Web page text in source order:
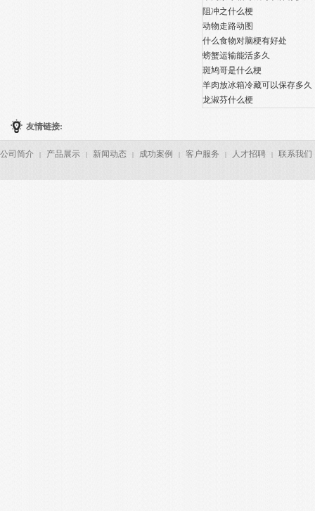
阻冲之什么梗
动物走路动图
什么食物对脑梗有好处
螃蟹运输能活多久
斑鸠哥是什么梗
羊肉放冰箱冷藏可以保存多久
龙淑芬什么梗
友情链接:
公司简介 | 产品展示 | 新闻动态 | 成功案例 | 客户服务 | 人才招聘 | 联系我们